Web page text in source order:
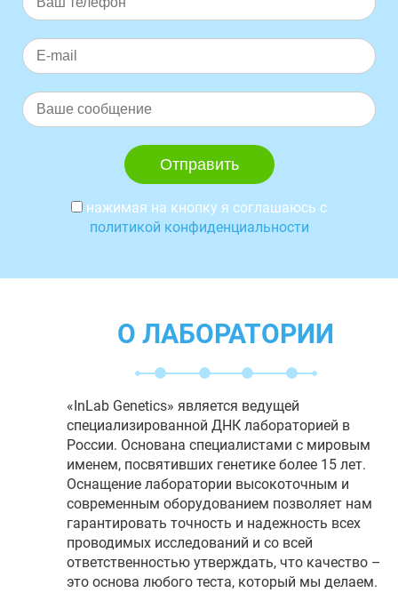
нажимая на кнопку я соглашаюсь с
политикой конфиденциальности
О ЛАБОРАТОРИИ
«InLab Genetics» является ведущей
специализированной ДНК лабораторией в
России. Основана специалистами с мировым
именем, посвятивших генетике более 15 лет.
Оснащение лаборатории высокоточным и
современным оборудованием позволяет нам
гарантировать точность и надежность всех
проводимых исследований и со всей
ответственностью утверждать, что качество –
это основа любого теста, который мы делаем.